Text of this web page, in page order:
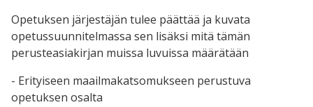
Opetuksen järjestäjän tulee päättää ja kuvata
opetussuunnitelmassa sen lisäksi mitä tämän
perusteasiakirjan muissa luvuissa määrätään
- Erityiseen maailmakatsomukseen perustuva
opetuksen osalta